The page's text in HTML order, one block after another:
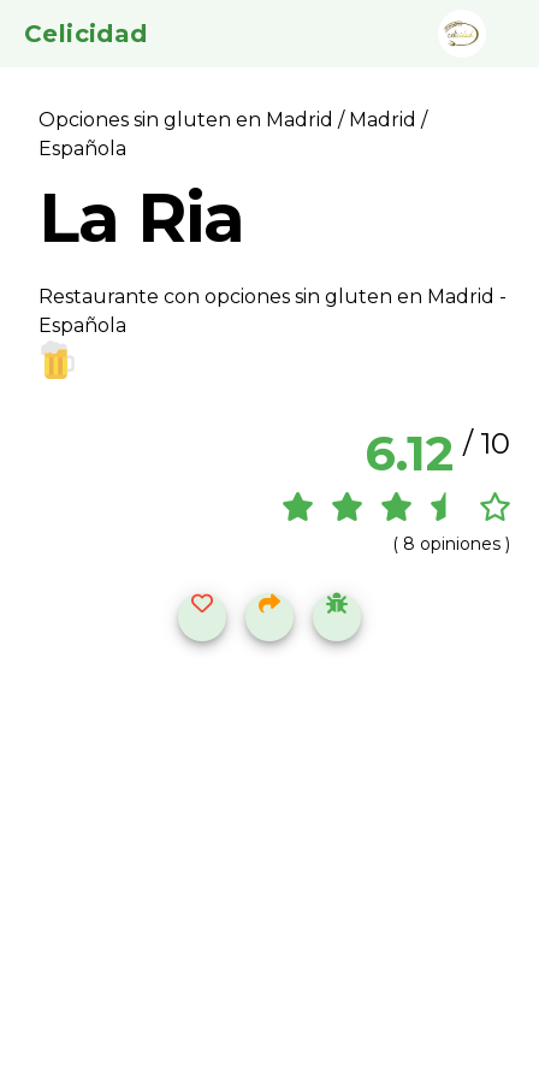
Celicidad
Opciones sin gluten en Madrid / Madrid /
Española
La Ria
Restaurante con opciones sin gluten en Madrid -
Española
6.12 / 10
( 8 opiniones )